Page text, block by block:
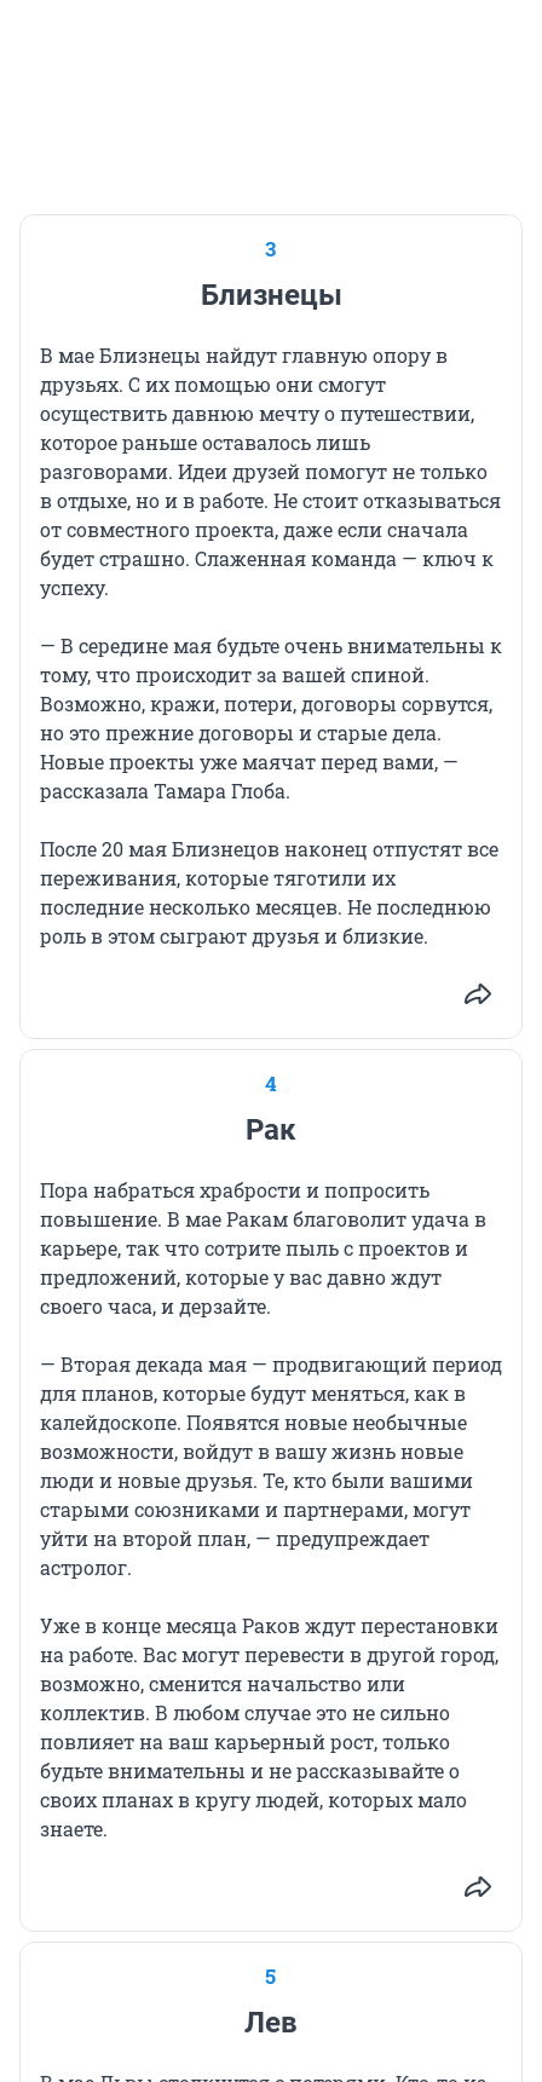
3
Близнецы
В мае Близнецы найдут главную опору в
друзьях. С их помощью они смогут
осуществить давнюю мечту о путешествии,
которое раньше оставалось лишь
разговорами. Идеи друзей помогут не только
в отдыхе, но и в работе. Не стоит отказываться
от совместного проекта, даже если сначала
будет страшно. Слаженная команда — ключ к
успеху.
— В середине мая будьте очень внимательны к
тому, что происходит за вашей спиной.
Возможно, кражи, потери, договоры сорвутся,
но это прежние договоры и старые дела.
Новые проекты уже маячат перед вами, —
рассказала Тамара Глоба.
После 20 мая Близнецов наконец отпустят все
переживания, которые тяготили их
последние несколько месяцев. Не последнюю
роль в этом сыграют друзья и близкие.
4
Рак
Пора набраться храбрости и попросить
повышение. В мае Ракам благоволит удача в
карьере, так что сотрите пыль с проектов и
предложений, которые у вас давно ждут
своего часа, и дерзайте.
— Вторая декада мая — продвигающий период
для планов, которые будут меняться, как в
калейдоскопе. Появятся новые необычные
возможности, войдут в вашу жизнь новые
люди и новые друзья. Те, кто были вашими
старыми союзниками и партнерами, могут
уйти на второй план, — предупреждает
астролог.
Уже в конце месяца Раков ждут перестановки
на работе. Вас могут перевести в другой город,
возможно, сменится начальство или
коллектив. В любом случае это не сильно
повлияет на ваш карьерный рост, только
будьте внимательны и не рассказывайте о
своих планах в кругу людей, которых мало
знаете.
5
Лев